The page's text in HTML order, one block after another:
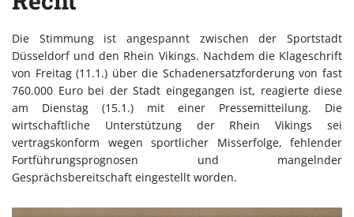
Die Stimmung ist angespannt zwischen der Sportstadt
Düsseldorf und den Rhein Vikings. Nachdem die Klageschrift
von Freitag (11.1.) über die Schadenersatzforderung von fast
760.000 Euro bei der Stadt eingegangen ist, reagierte diese
am Dienstag (15.1.) mit einer Pressemitteilung. Die
wirtschaftliche Unterstützung der Rhein Vikings sei
vertragskonform wegen sportlicher Misserfolge, fehlender
Fortführungsprognosen und mangelnder
Gesprächsbereitschaft eingestellt worden.